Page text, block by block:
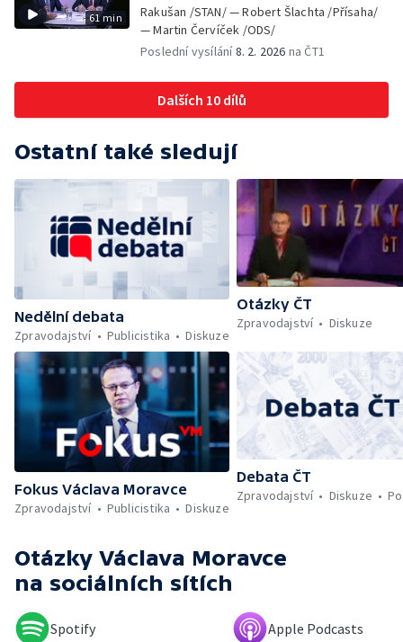
61 min
Rakušan /STAN/ — Robert Šlachta /Přísaha/
— Martin Červíček /ODS/
Poslední vysílání8. 2. 2026 na ČT1
Dalších 10 dílů
Ostatní také sledují
Nedělní debata
Zpravodajství
Publicistika Diskuze
Otázky ČT
Zpravodajství
Diskuze
Fokus Václava Moravce
Zpravodajství
Publicistika Diskuze
Debata ČT
Zpravodajství
Diskuze
Otázky Václava Moravce
na sociálních sítích
Spotify Apple Podcasts